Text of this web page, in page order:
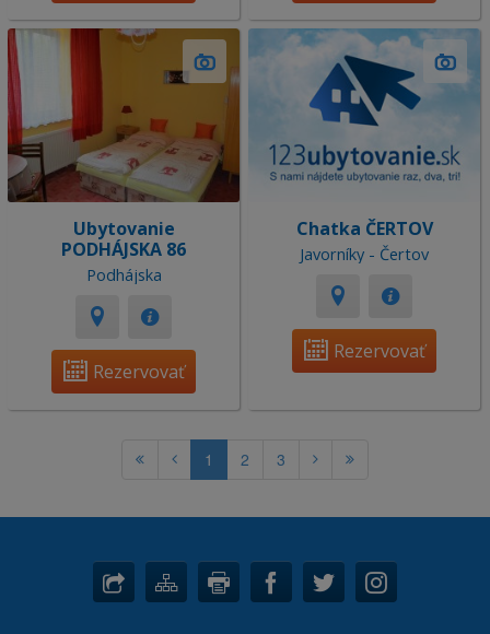
Ubytovanie
PODHÁJSKA 86
Podhájska
Rezervovať
Chatka ČERTOV
Javorníky - Čertov
Rezervovať
1 2 3